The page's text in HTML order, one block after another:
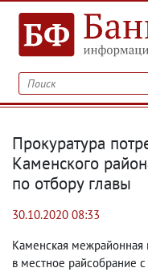
Прокуратура
Каменского
по отбору главы
30.10.2020 08:33
Каменская межрайонная
в местное райсобрание